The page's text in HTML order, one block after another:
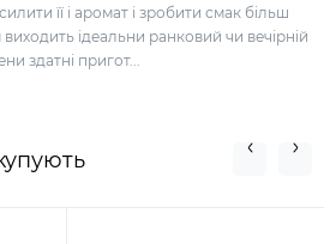
її і аромат і зробити смак більш
ідеальни ранковий чи вечірній
здатні пригот...